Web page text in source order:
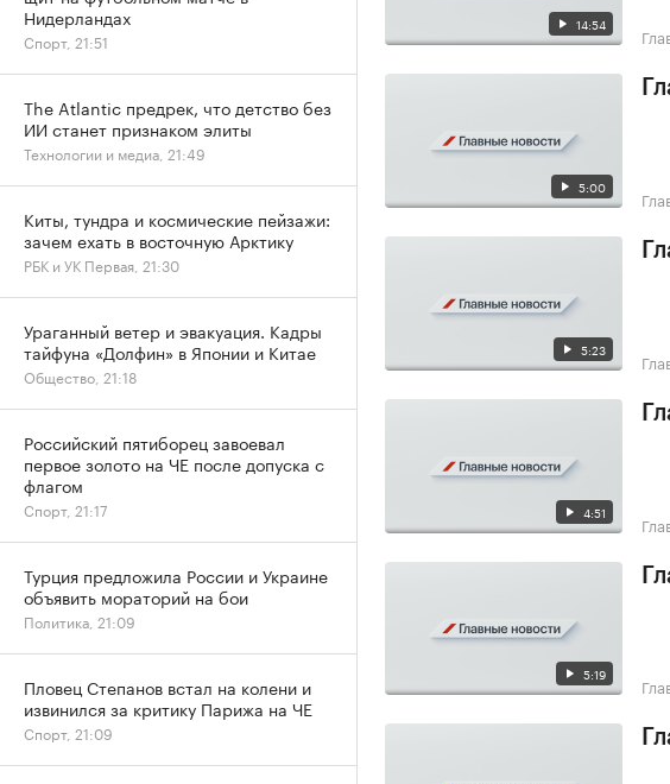
14:54
5:00
5:23
4:51
5:19
Нидерландах
Спорт, 21:51
The Atlantic предрек, что детство без
ИИ станет признаком элиты
Технологии и медиа, 21:49
Киты, тундра и космические пейзажи:
зачем ехать в восточную Арктику
РБК и УК Первая, 21:30
Ураганный ветер и эвакуация. Кадры
тайфуна «Долфин» в Японии и Китае
Общество, 21:18
Российский пятиборец завоевал
первое золото на ЧЕ после допуска с
флагом
Спорт, 21:17
Турция предложила России и Украине
объявить мораторий на бои
Политика, 21:09
Пловец Степанов встал на колени и
извинился за критику Парижа на ЧЕ
Спорт, 21:09